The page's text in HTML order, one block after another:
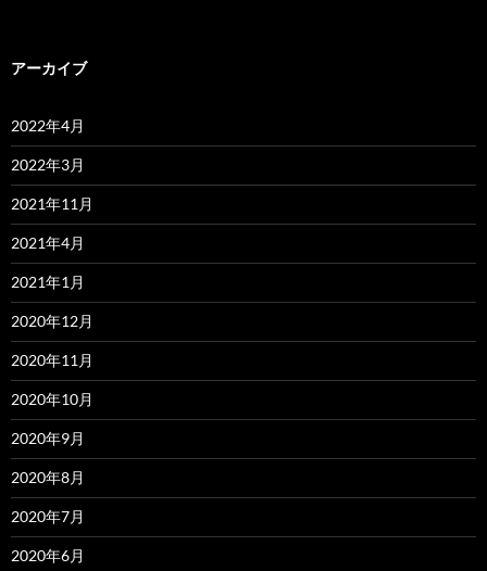
アーカイブ
2022年4月
2022年3月
2021年11月
2021年4月
2021年1月
2020年12月
2020年11月
2020年10月
2020年9月
2020年8月
2020年7月
2020年6月